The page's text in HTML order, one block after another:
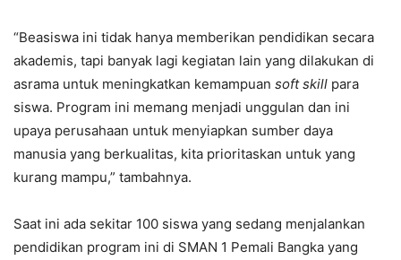
“Beasiswa ini tidak hanya memberikan pendidikan secara
akademis, tapi banyak lagi kegiatan lain yang dilakukan di
asrama untuk meningkatkan kemampuan soft skill para
siswa. Program ini memang menjadi unggulan dan ini
upaya perusahaan untuk menyiapkan sumber daya
manusia yang berkualitas, kita prioritaskan untuk yang
kurang mampu,” tambahnya.
Saat ini ada sekitar 100 siswa yang sedang menjalankan
pendidikan program ini di SMAN 1 Pemali Bangka yang